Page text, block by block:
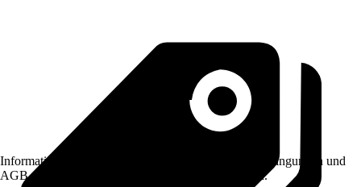
Informationen des Verkäufers, wie z. B. Rückgabebedingungen und
AGB, finden Sie bei Klick auf den Verkäufernamen.